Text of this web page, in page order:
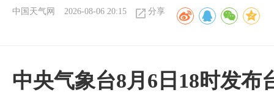
中国天气网 2026-08-06 20:15 分享
中央气象台8月6日18时发布